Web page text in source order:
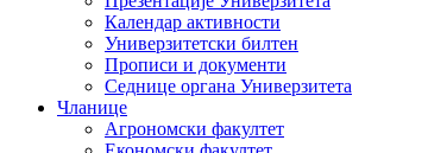
Календар активности
Универзитетски билтен
Прописи и документи
Седнице органа Универзитета
Чланице
Агрономски факултет